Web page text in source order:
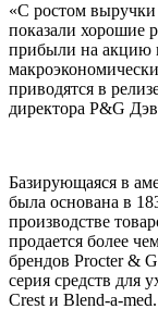
«С ростом
показали хорошие
прибыли на акцию
приводятся в
директора P&G
Базирующаяся в
была основана в
производстве
продается более
брендов Procter &
серия средств для
Crest и Blend-a-med.